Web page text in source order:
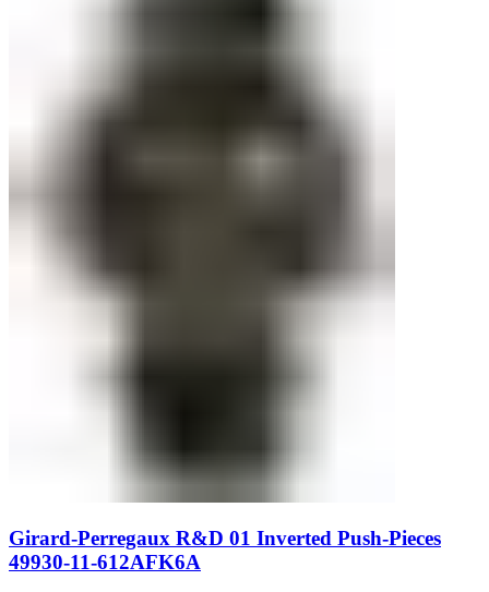
Girard-Perregaux R&D 01 Inverted Push-Pieces
49930-11-612AFK6A